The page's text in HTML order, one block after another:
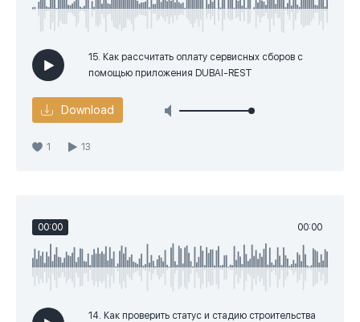
15. Как рассчитать оплату сервисных сборов с
помощью приложения DUBAI-REST
Download
1 13
00:00 00:00
14. Как проверить статус и стадию строительства